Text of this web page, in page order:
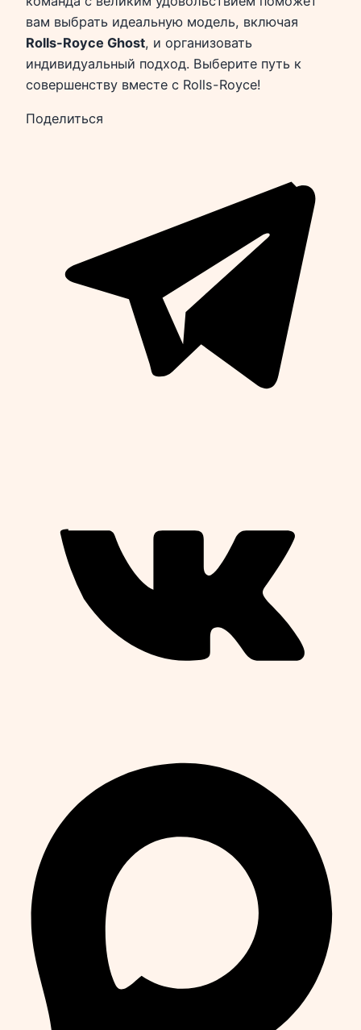
вам выбрать идеальную модель, включая
Rolls-Royce Ghost, и организовать
индивидуальный подход. Выберите путь к
совершенству вместе с Rolls-Royce!
Поделиться